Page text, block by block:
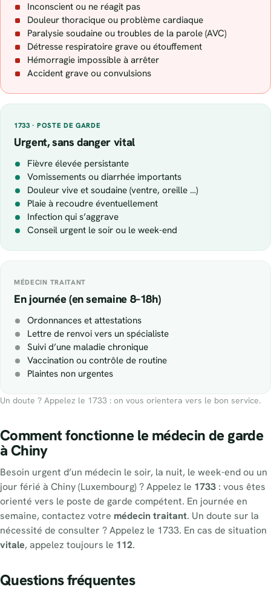
Inconscient ou ne réagit pas
Douleur thoracique ou problème cardiaque
Paralysie soudaine ou troubles de la parole (AVC)
Détresse respiratoire grave ou étouffement
Hémorragie impossible à arrêter
Accident grave ou convulsions
1733 · POSTE DE GARDE
Urgent, sans danger vital
Fièvre élevée persistante
Vomissements ou diarrhée importants
Douleur vive et soudaine (ventre, oreille …)
Plaie à recoudre éventuellement
Infection qui s’aggrave
Conseil urgent le soir ou le week-end
MÉDECIN TRAITANT
En journée (en semaine 8–18h)
Ordonnances et attestations
Lettre de renvoi vers un spécialiste
Suivi d’une maladie chronique
Vaccination ou contrôle de routine
Plaintes non urgentes
Un doute ? Appelez le 1733 : on vous orientera vers le bon service.
Comment fonctionne le médecin de garde
à Chiny
Besoin urgent d’un médecin le soir, la nuit, le week-end ou un
jour férié à Chiny (Luxembourg) ? Appelez le 1733 : vous êtes
orienté vers le poste de garde compétent. En journée en
semaine, contactez votre médecin traitant. Un doute sur la
nécessité de consulter ? Appelez le 1733. En cas de situation
vitale, appelez toujours le 112.
Questions fréquentes